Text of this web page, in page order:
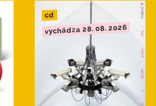
cd
vychádza 28. 08. 2026